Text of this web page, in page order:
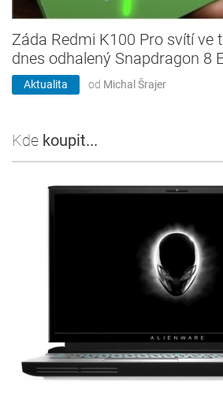
Záda Redmi K100 Pro svítí ve
dnes odhalený Snapdragon 8
Aktualita od Michal Šrajer
Kde koupit...